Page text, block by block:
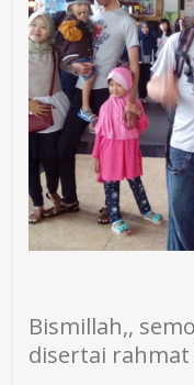
Bismillah,,
disertai rahmat